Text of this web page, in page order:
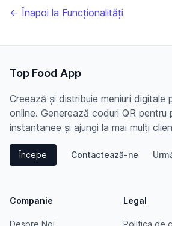
← Înapoi la Funcționalități
Top Food App
Creează și distribuie meniuri digitale
online. Generează coduri QR pentru
instantanee și ajungi la mai mulți
Începe Contactează-ne
Companie
Despre Noi
Legal
Politica de